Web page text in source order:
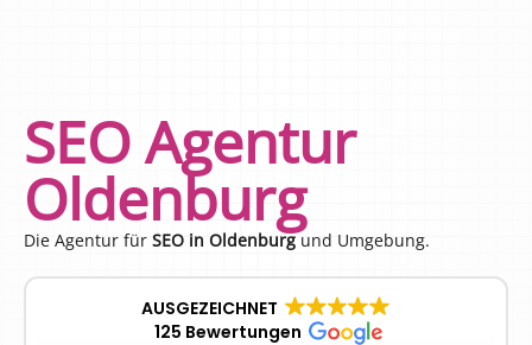
SEO Agentur
Oldenburg
Die Agentur für SEO in Oldenburgund Umgebung.
AUSGEZEICHNET
125 Bewertungen